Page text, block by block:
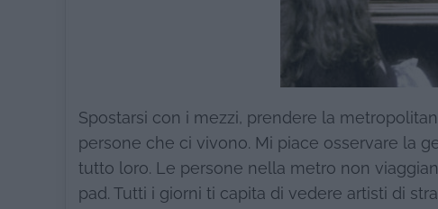
Spostarsi con i mezzi, prendere la
persone che ci vivono. Mi piace osservare la
tutto loro. Le persone nella metro non
pad. Tutti i giorni ti capita di vedere artisti di